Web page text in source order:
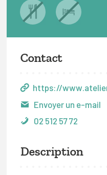
Contact
https://
Envoyer un e-mail
02 512 57 72
Description